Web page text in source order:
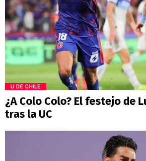
U DE CHILE
¿A Colo Colo? El festejo de
tras la UC